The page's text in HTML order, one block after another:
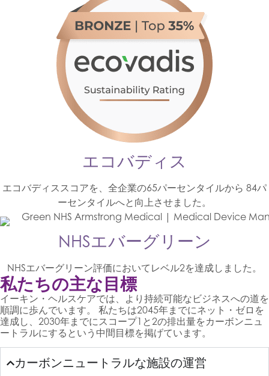
エコバディス
エコバディススコアを、全企業の65パーセンタイルから 84パ
ーセンタイルへと向上させました。
NHSエバーグリーン
NHSエバーグリーン評価においてレベル2を達成しました。
私たちの主な目標
イーキン・ヘルスケアでは、より持続可能なビジネスへの道を
順調に歩んでいます。 私たちは2045年までにネット・ゼロを
達成し、2030年までにスコープ1と2の排出量をカーボンニュ
ートラルにするという中間目標を掲げています。
カーボンニュートラルな施設の運営